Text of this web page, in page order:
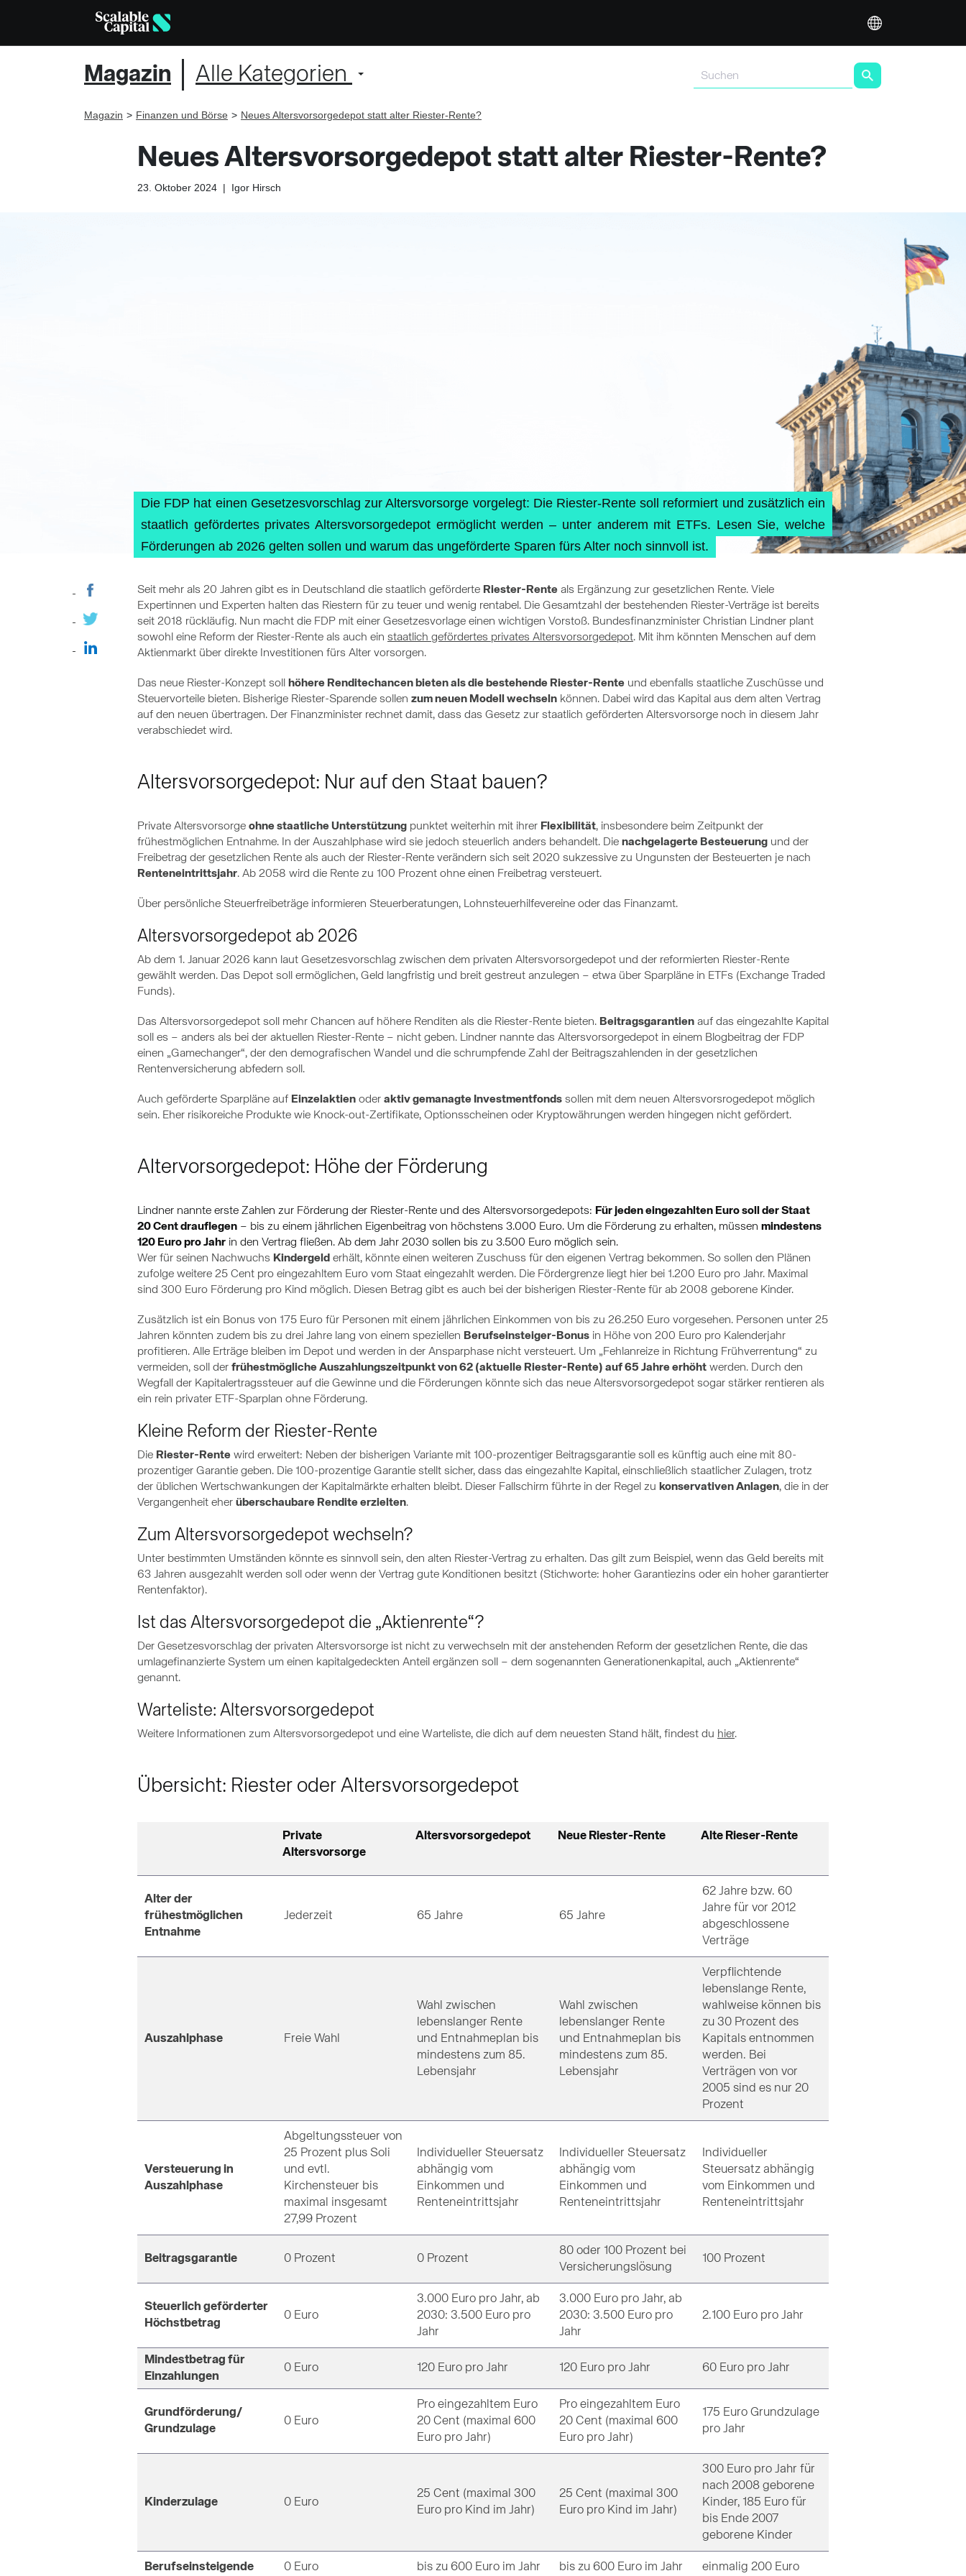
Magazin Alle Kategorien
Magazin Finanzen und Börse Neues Altersvorsorgedepot statt alter Riester-Rente?
Neues Altersvorsorgedepot statt alter Riester-Rente?
23. Oktober 2024 | Igor Hirsch
Die FDP hat einen Gesetzesvorschlag zur Altersvorsorge vorgelegt: Die Riester-Rente soll reformiert und zusätzlich ein
staatlich gefördertes privates Altersvorsorgedepot ermöglicht werden – unter anderem mit ETFs. Lesen Sie, welche
Förderungen ab 2026 gelten sollen und warum das ungeförderte Sparen fürs Alter noch sinnvoll ist.
Seit mehr als 20 Jahren gibt es in Deutschland die staatlich geförderte Riester-Rente als Ergänzung zur gesetzlichen Rente. Viele
Expertinnen und Experten halten das Riestern für zu teuer und wenig rentabel. Die Gesamtzahl der bestehenden Riester-Verträge ist bereits
seit 2018 rückläufig. Nun macht die FDP mit einer Gesetzesvorlage einen wichtigen Vorstoß. Bundesfinanzminister Christian Lindner plant
sowohl eine Reform der Riester-Rente als auch ein staatlich gefördertes privates Altersvorsorgedepot. Mit ihm könnten Menschen auf dem
Aktienmarkt über direkte Investitionen fürs Alter vorsorgen.
Das neue Riester-Konzept soll höhere Renditechancen bieten als die bestehende Riester-Rente und ebenfalls staatliche Zuschüsse und
Steuervorteile bieten. Bisherige Riester-Sparende sollen zum neuen Modell wechseln können. Dabei wird das Kapital aus dem alten Vertrag
auf den neuen übertragen. Der Finanzminister rechnet damit, dass das Gesetz zur staatlich geförderten Altersvorsorge noch in diesem Jahr
verabschiedet wird.
Altersvorsorgedepot: Nur auf den Staat bauen?
Private Altersvorsorge ohne staatliche Unterstützung punktet weiterhin mit ihrer Flexibilität, insbesondere beim Zeitpunkt der
frühestmöglichen Entnahme. In der Auszahlphase wird sie jedoch steuerlich anders behandelt. Die nachgelagerte Besteuerung und der
Freibetrag der gesetzlichen Rente als auch der Riester-Rente verändern sich seit 2020 sukzessive zu Ungunsten der Besteuerten je nach
Renteneintrittsjahr. Ab 2058 wird die Rente zu 100 Prozent ohne einen Freibetrag versteuert.
Über persönliche Steuerfreibeträge informieren Steuerberatungen, Lohnsteuerhilfevereine oder das Finanzamt.
Altersvorsorgedepot ab 2026
Ab dem 1. Januar 2026 kann laut Gesetzesvorschlag zwischen dem privaten Altersvorsorgedepot und der reformierten Riester-Rente
gewählt werden. Das Depot soll ermöglichen, Geld langfristig und breit gestreut anzulegen – etwa über Sparpläne in ETFs (Exchange Traded
Funds).
Das Altersvorsorgedepot soll mehr Chancen auf höhere Renditen als die Riester-Rente bieten. Beitragsgarantien auf das eingezahlte Kapital
soll es – anders als bei der aktuellen Riester-Rente – nicht geben. Lindner nannte das Altersvorsorgedepot in einem Blogbeitrag der FDP
einen „Gamechanger“, der den demografischen Wandel und die schrumpfende Zahl der Beitragszahlenden in der gesetzlichen
Rentenversicherung abfedern soll.
Auch geförderte Sparpläne auf Einzelaktien oder aktiv gemanagte Investmentfonds sollen mit dem neuen Altersvorsrogedepot möglich
sein. Eher risikoreiche Produkte wie Knock-out-Zertifikate, Optionsscheinen oder Kryptowährungen werden hingegen nicht gefördert.
Altervorsorgedepot: Höhe der Förderung
Lindner nannte erste Zahlen zur Förderung der Riester-Rente und des Altersvorsorgedepots: Für jeden eingezahlten Euro soll der Staat
20 Cent drauflegen – bis zu einem jährlichen Eigenbeitrag von höchstens 3.000 Euro. Um die Förderung zu erhalten, müssen mindestens
120 Euro pro Jahr in den Vertrag fließen. Ab dem Jahr 2030 sollen bis zu 3.500 Euro möglich sein.
Wer für seinen Nachwuchs Kindergeld erhält, könnte einen weiteren Zuschuss für den eigenen Vertrag bekommen. So sollen den Plänen
zufolge weitere 25 Cent pro eingezahltem Euro vom Staat eingezahlt werden. Die Fördergrenze liegt hier bei 1.200 Euro pro Jahr. Maximal
sind 300 Euro Förderung pro Kind möglich. Diesen Betrag gibt es auch bei der bisherigen Riester-Rente für ab 2008 geborene Kinder.
Zusätzlich ist ein Bonus von 175 Euro für Personen mit einem jährlichen Einkommen von bis zu 26.250 Euro vorgesehen. Personen unter 25
Jahren könnten zudem bis zu drei Jahre lang von einem speziellen Berufseinsteiger-Bonus in Höhe von 200 Euro pro Kalenderjahr
profitieren. Alle Erträge bleiben im Depot und werden in der Ansparphase nicht versteuert. Um „Fehlanreize in Richtung Frühverrentung“ zu
vermeiden, soll der frühestmögliche Auszahlungszeitpunkt von 62 (aktuelle Riester-Rente) auf 65 Jahre erhöht werden. Durch den
Wegfall der Kapitalertragssteuer auf die Gewinne und die Förderungen könnte sich das neue Altersvorsorgedepot sogar stärker rentieren als
ein rein privater ETF-Sparplan ohne Förderung.
Kleine Reform der Riester-Rente
Die Riester-Rente wird erweitert: Neben der bisherigen Variante mit 100-prozentiger Beitragsgarantie soll es künftig auch eine mit 80-
prozentiger Garantie geben. Die 100-prozentige Garantie stellt sicher, dass das eingezahlte Kapital, einschließlich staatlicher Zulagen, trotz
der üblichen Wertschwankungen der Kapitalmärkte erhalten bleibt. Dieser Fallschirm führte in der Regel zu konservativen Anlagen, die in der
Vergangenheit eher überschaubare Rendite erzielten.
Zum Altersvorsorgedepot wechseln?
Unter bestimmten Umständen könnte es sinnvoll sein, den alten Riester-Vertrag zu erhalten. Das gilt zum Beispiel, wenn das Geld bereits mit
63 Jahren ausgezahlt werden soll oder wenn der Vertrag gute Konditionen besitzt (Stichworte: hoher Garantiezins oder ein hoher garantierter
Rentenfaktor).
Ist das Altersvorsorgedepot die „Aktienrente“?
Der Gesetzesvorschlag der privaten Altersvorsorge ist nicht zu verwechseln mit der anstehenden Reform der gesetzlichen Rente, die das
umlagefinanzierte System um einen kapitalgedeckten Anteil ergänzen soll – dem sogenannten Generationenkapital, auch „Aktienrente“
genannt.
Warteliste: Altersvorsorgedepot
Weitere Informationen zum Altersvorsorgedepot und eine Warteliste, die dich auf dem neuesten Stand hält, findest du hier.
Übersicht: Riester oder Altersvorsorgedepot
Private
Altersvorsorge
Altersvorsorgedepot Neue Riester-Rente Alte Rieser-Rente
Alter der
frühestmöglichen
Entnahme
Jederzeit 65 Jahre 65 Jahre
62 Jahre bzw. 60
Jahre für vor 2012
abgeschlossene
Verträge
Auszahlphase Freie Wahl
Wahl zwischen
lebenslanger Rente
und Entnahmeplan bis
mindestens zum 85.
Lebensjahr
Wahl zwischen
lebenslanger Rente
und Entnahmeplan bis
mindestens zum 85.
Lebensjahr
Verpflichtende
lebenslange Rente,
wahlweise können bis
zu 30 Prozent des
Kapitals entnommen
werden. Bei
Verträgen von vor
2005 sind es nur 20
Prozent
Versteuerung in
Auszahlphase
Abgeltungssteuer von
25 Prozent plus Soli
und evtl.
Kirchensteuer bis
maximal insgesamt
27,99 Prozent
Individueller Steuersatz
abhängig vom
Einkommen und
Renteneintrittsjahr
Individueller Steuersatz
abhängig vom
Einkommen und
Renteneintrittsjahr
Individueller
Steuersatz abhängig
vom Einkommen und
Renteneintrittsjahr
Beitragsgarantie 0 Prozent 0 Prozent
80 oder 100 Prozent bei
Versicherungslösung
100 Prozent
Steuerlich geförderter
Höchstbetrag
0 Euro
3.000 Euro pro Jahr, ab
2030: 3.500 Euro pro
Jahr
3.000 Euro pro Jahr, ab
2030: 3.500 Euro pro
Jahr
2.100 Euro pro Jahr
Mindestbetrag für
Einzahlungen
0 Euro 120 Euro pro Jahr 120 Euro pro Jahr 60 Euro pro Jahr
Grundförderung/
Grundzulage
0 Euro
Pro eingezahltem Euro
20 Cent (maximal 600
Euro pro Jahr)
Pro eingezahltem Euro
20 Cent (maximal 600
Euro pro Jahr)
175 Euro Grundzulage
pro Jahr
Kinderzulage 0 Euro
25 Cent (maximal 300
Euro pro Kind im Jahr)
25 Cent (maximal 300
Euro pro Kind im Jahr)
300 Euro pro Jahr für
nach 2008 geborene
Kinder, 185 Euro für
bis Ende 2007
geborene Kinder
Berufseinsteigende 0 Euro bis zu 600 Euro im Jahr bis zu 600 Euro im Jahr einmalig 200 Euro